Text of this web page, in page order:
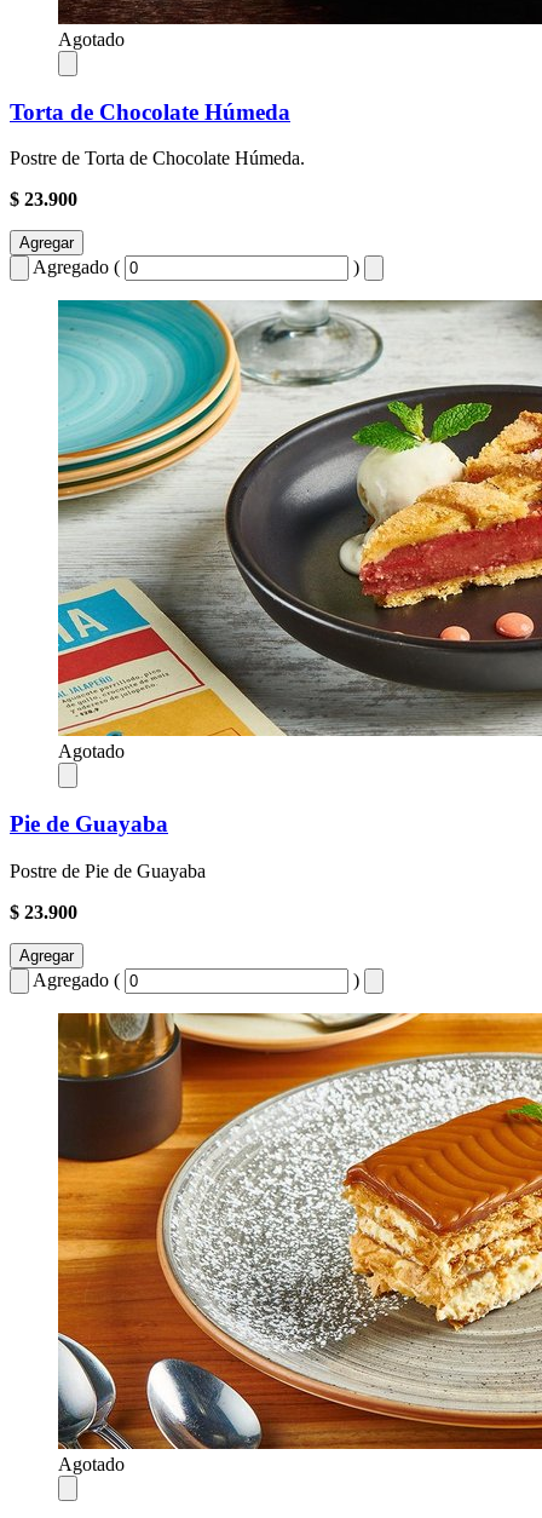
Agotado
Torta de Chocolate Húmeda
Postre de Torta de Chocolate Húmeda.
$ 23.900
Agregar
Agregado ( )
Agotado
Pie de Guayaba
Postre de Pie de Guayaba
$ 23.900
Agregar
Agregado ( )
Agotado